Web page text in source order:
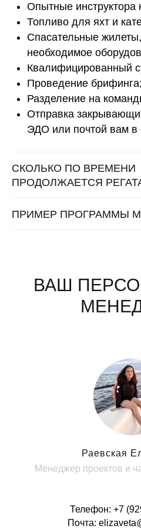
Опытные инструктора
Топливо для яхт и
Спасательные
необходимое
Квалифицированный
Проведение брифинга;
Разделение на
Отправка
ЭДО или почтой вам в
СКОЛЬКО ПО ВРЕМЕНИ
ПРОДОЛЖАЕТСЯ
ПРИМЕР ПРОГРАММЫ
ВАШ
Раевская
Менеджер проектов и
Телефон: +7 (9
Почта: